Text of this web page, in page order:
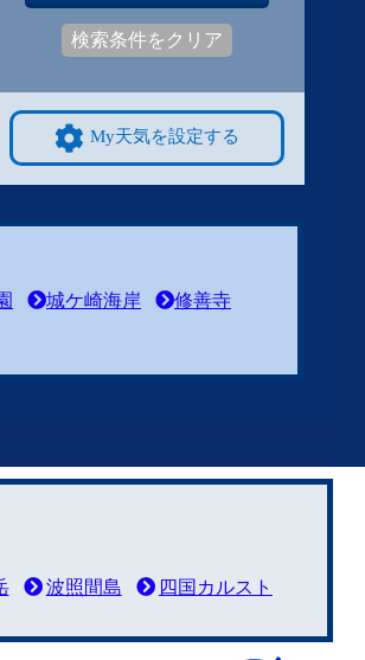
検索条件をクリア
My天気を設定する
城ケ崎海岸
修善寺
波照間島 四国カルスト